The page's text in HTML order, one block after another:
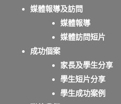
媒體報導及訪問
媒體報導
媒體訪問短片
成功個案
家長及學生分享
學生短片分享
學生成功案例